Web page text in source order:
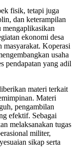
fisik, tetapi juga
dan keterampilan
mengaplikasikan
ekonomi desa
masyarakat. Koperasi
usaha
pendapatan yang adil
materi terkait
Materi
pengambilan
efektif. Sebagai
melaksanakan tugas
militer,
sikap serta